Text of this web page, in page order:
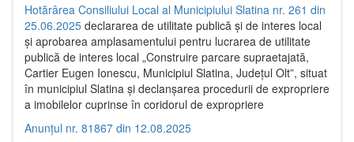
Hotărârea Consiliului Local al Municipiului Slatina nr. 261 din
25.06.2025 declararea de utilitate publică și de interes local
și aprobarea amplasamentului pentru lucrarea de utilitate
publică de interes local „Construire parcare supraetajată,
Cartier Eugen Ionescu, Municipiul Slatina, Județul Olt”, situat
în municipiul Slatina și declanșarea procedurii de expropriere
a imobilelor cuprinse în coridorul de expropriere
Anunțul nr. 81867 din 12.08.2025